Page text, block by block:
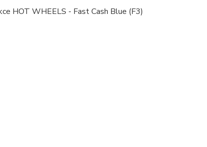
HOT WHEELS - Fast Cash Blue (F3)